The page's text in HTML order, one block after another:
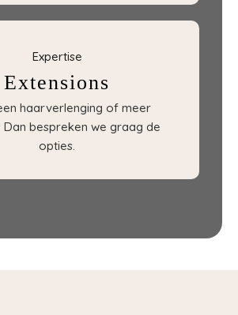
Expertise
Extensions
haarverlenging of meer
Dan bespreken we graag de
opties.